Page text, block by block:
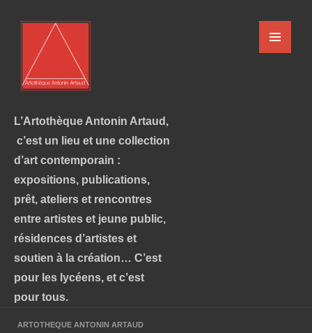
L’Artothèque Antonin Artaud,
c’est un lieu et une collection
d’art contemporain :
expositions, publications,
prêt, ateliers et rencontres
entre artistes et jeune public,
résidences d’artistes et
soutien à la création… C’est
pour les lycéens, et c’est
pour tous.
ARTOTHEQUE ANTONIN ARTAUD